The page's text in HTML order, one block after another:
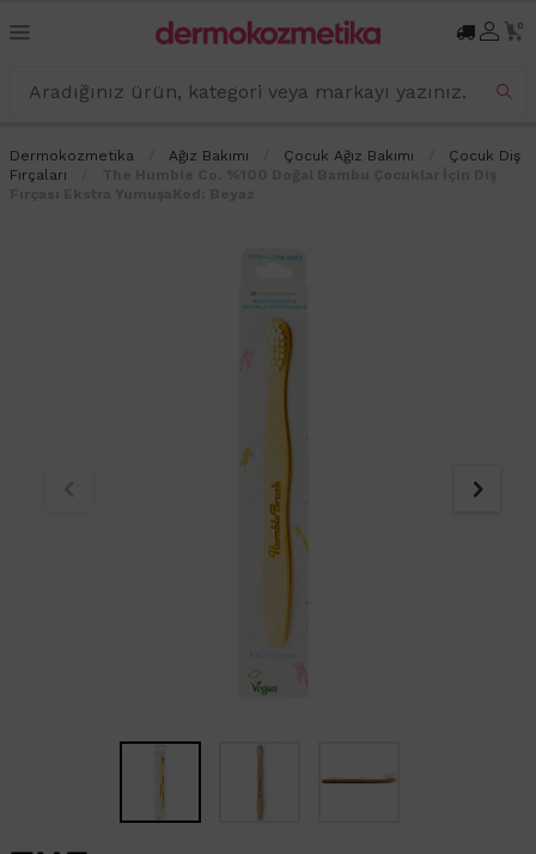
0
Dermokozmetika Ağız Bakımı Çocuk Ağız Bakımı
Çocuk Diş
Fırçaları